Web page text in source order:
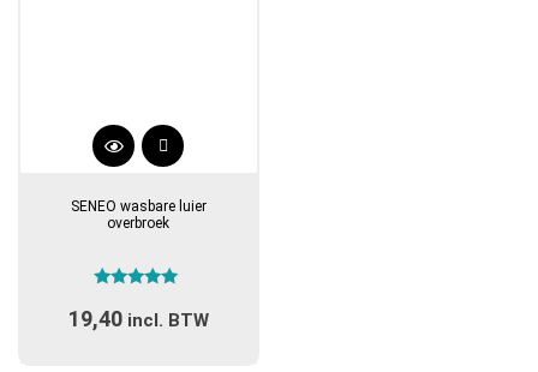
Dit
heeft
variaties.
optie
SENEO wasbare luier
overbroek
5.00
uit 5
19,40 incl. BTW